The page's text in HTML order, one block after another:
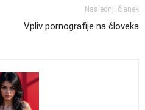
Naslednji članek
Vpliv pornografije na človeka